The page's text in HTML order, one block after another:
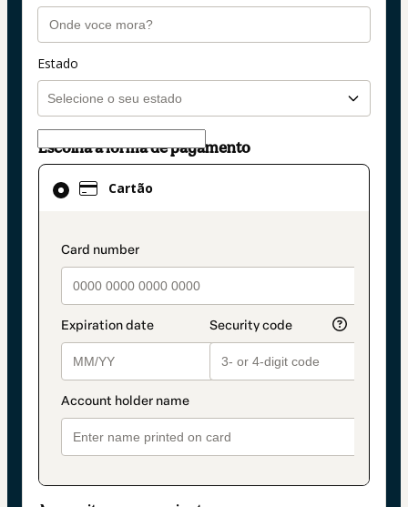
Estado
Escolha a forma de pagamento
Cartão
payment_data.section_title_v2
Cartão
selecionado
pagamento